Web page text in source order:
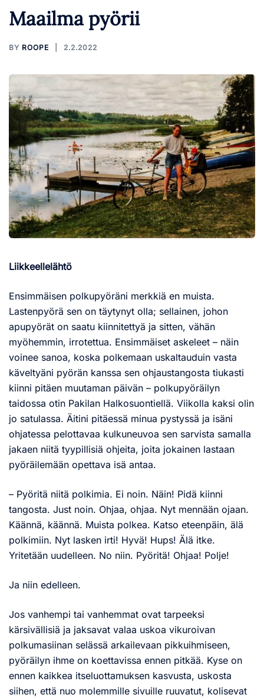
Maailma pyörii
BY ROOPE 2.2.2022
Liikkeellelähtö
Ensimmäisen polkupyöräni merkkiä en muista.
Lastenpyörä sen on täytynyt olla; sellainen, johon
apupyörät on saatu kiinnitettyä ja sitten, vähän
myöhemmin, irrotettua. Ensimmäiset askeleet – näin
voinee sanoa, koska polkemaan uskaltauduin vasta
käveltyäni pyörän kanssa sen ohjaustangosta tiukasti
kiinni pitäen muutaman päivän – polkupyöräilyn
taidossa otin Pakilan Halkosuontiellä. Viikolla kaksi olin
jo satulassa. Äitini pitäessä minua pystyssä ja isäni
ohjatessa pelottavaa kulkuneuvoa sen sarvista samalla
jakaen niitä tyypillisiä ohjeita, joita jokainen lastaan
pyöräilemään opettava isä antaa.
– Pyöritä niitä polkimia. Ei noin. Näin! Pidä kiinni
tangosta. Just noin. Ohjaa, ohjaa. Nyt mennään ojaan.
Käännä, käännä. Muista polkea. Katso eteenpäin, älä
polkimiin. Nyt lasken irti! Hyvä! Hups! Älä itke.
Yritetään uudelleen. No niin. Pyöritä! Ohjaa! Polje!
Ja niin edelleen.
Jos vanhempi tai vanhemmat ovat tarpeeksi
kärsivällisiä ja jaksavat valaa uskoa vikuroivan
polkumasiinan selässä arkailevaan pikkuihmiseen,
pyöräilyn ihme on koettavissa ennen pitkää. Kyse on
ennen kaikkea itseluottamuksen kasvusta, uskosta
siihen, että nuo molemmille sivuille ruuvatut, kolisevat